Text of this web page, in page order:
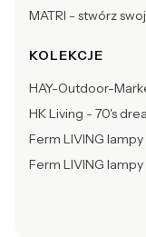
MATRI - stwórz
KOLEKCJE
HAY-Outdoor-
HK Living - 70's
Ferm LIVING lampy
Ferm LIVING lampy